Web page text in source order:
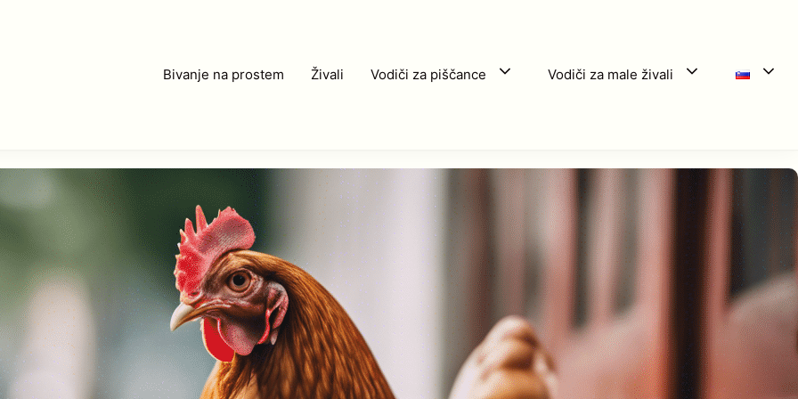
Bivanje na prostem Živali Vodiči za piščance Vodiči za male živali